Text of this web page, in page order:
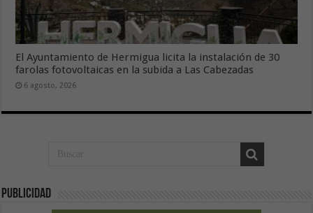
El Ayuntamiento de Hermigua licita la instalación de 30
farolas fotovoltaicas en la subida a Las Cabezadas
6 agosto, 2026
Publicidad